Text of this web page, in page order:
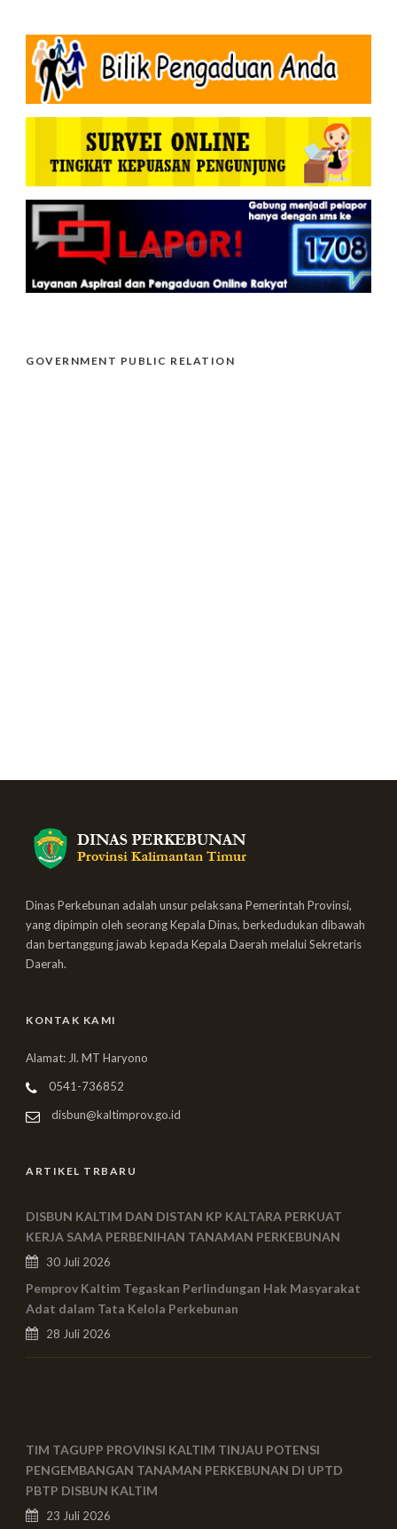
GOVERNMENT PUBLIC RELATION
Dinas Perkebunan adalah unsur pelaksana Pemerintah Provinsi,
yang dipimpin oleh seorang Kepala Dinas, berkedudukan dibawah
dan bertanggung jawab kepada Kepala Daerah melalui Sekretaris
Daerah.
KONTAK KAMI
Alamat: Jl. MT Haryono
0541-736852
disbun@kaltimprov.go.id
ARTIKEL TRBARU
DISBUN KALTIM DAN DISTAN KP KALTARA PERKUAT
KERJA SAMA PERBENIHAN TANAMAN PERKEBUNAN
30 Juli 2026
Pemprov Kaltim Tegaskan Perlindungan Hak Masyarakat
Adat dalam Tata Kelola Perkebunan
28 Juli 2026
TIM TAGUPP PROVINSI KALTIM TINJAU POTENSI
PENGEMBANGAN TANAMAN PERKEBUNAN DI UPTD
PBTP DISBUN KALTIM
23 Juli 2026